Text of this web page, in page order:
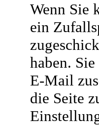
Wenn Sie
ein
haben.
E-Mail
die Seite